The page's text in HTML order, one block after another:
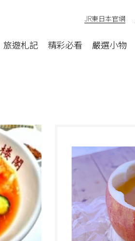
旅遊札記 精彩必看 嚴選小物
JR東日本官網